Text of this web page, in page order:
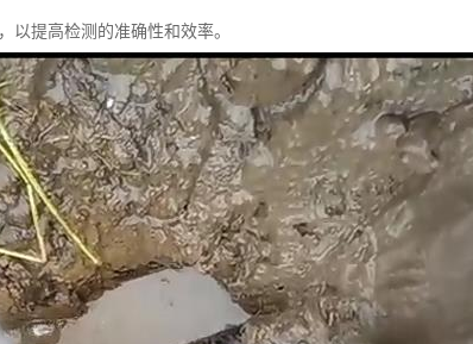
以提高检测的准确性和效率。